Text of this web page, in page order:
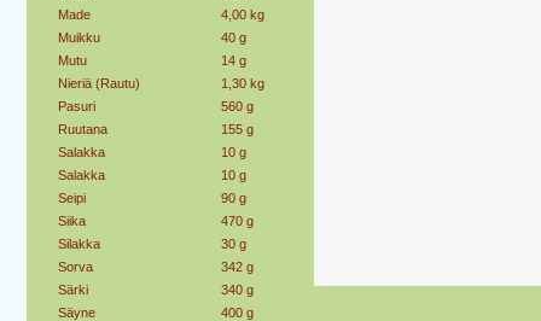
Made
4,00 kg
Muikku
40 g
Mutu
14 g
Nieriä (Rautu)
1,30 kg
Pasuri
560 g
Ruutana
155 g
Salakka
10 g
Salakka
10 g
Seipi
90 g
Siika
470 g
Silakka
30 g
Sorva
342 g
Särki
340 g
Säyne
400 g